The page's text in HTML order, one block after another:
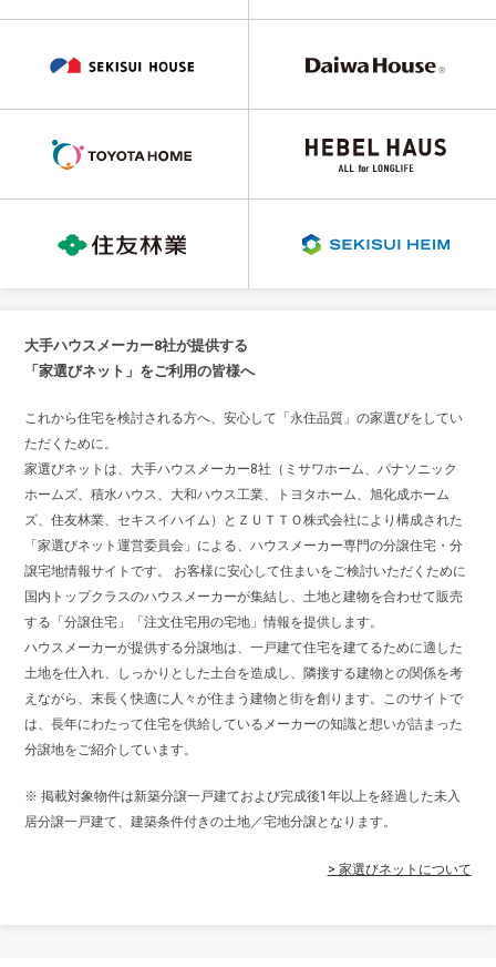
大手ハウスメーカー8社が提供する
「家選びネット」をご利用の皆様へ
これから住宅を検討される方へ、安心して「永住品質」の家選びをしてい
ただくために。
家選びネットは、大手ハウスメーカー8社（ミサワホーム、パナソニック
ホームズ、積水ハウス、大和ハウス工業、トヨタホーム、旭化成ホーム
ズ、住友林業、セキスイハイム）とＺＵＴＴＯ株式会社により構成された
「家選びネット運営委員会」による、ハウスメーカー専門の分譲住宅・分
譲宅地情報サイトです。 お客様に安心して住まいをご検討いただくために
国内トップクラスのハウスメーカーが集結し、土地と建物を合わせて販売
する「分譲住宅」「注文住宅用の宅地」情報を提供します。
ハウスメーカーが提供する分譲地は、一戸建て住宅を建てるために適した
土地を仕入れ、しっかりとした土台を造成し、隣接する建物との関係を考
えながら、末長く快適に人々が住まう建物と街を創ります。このサイトで
は、長年にわたって住宅を供給しているメーカーの知識と想いが詰まった
分譲地をご紹介しています。
※ 掲載対象物件は新築分譲一戸建ておよび完成後1年以上を経過した未入
居分譲一戸建て、建築条件付きの土地／宅地分譲となります。
> 家選びネットについて